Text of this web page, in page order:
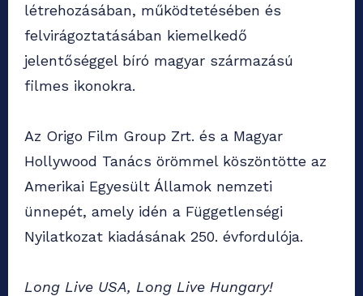
létrehozásában, működtetésében és
felvirágoztatásában kiemelkedő
jelentőséggel bíró magyar származású
filmes ikonokra.
Az Origo Film Group Zrt. és a Magyar
Hollywood Tanács örömmel köszöntötte az
Amerikai Egyesült Államok nemzeti
ünnepét, amely idén a Függetlenségi
Nyilatkozat kiadásának 250. évfordulója.
Long Live USA, Long Live Hungary!